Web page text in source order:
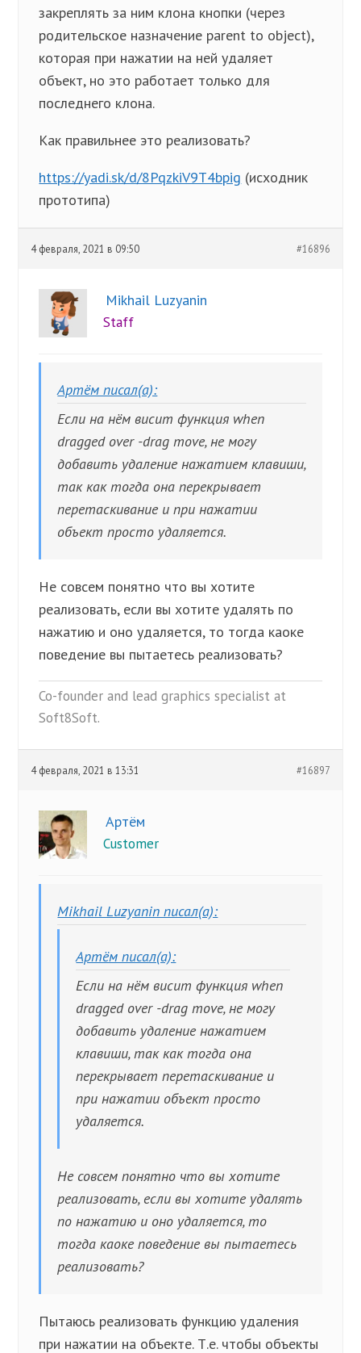
закреплять за ним клона кнопки (через
родительское назначение parent to object),
которая при нажатии на ней удаляет
объект, но это работает только для
последнего клона.
Как правильнее это реализовать?
https://yadi.sk/d/8PqzkiV9T4bpig (исходник
прототипа)
4 февраля, 2021 в 09:50 #16896
Mikhail Luzyanin
Staff
Артём писал(а):
Если на нём висит функция when
dragged over -drag move, не могу
добавить удаление нажатием клавиши,
так как тогда она перекрывает
перетаскивание и при нажатии
объект просто удаляется.
Не совсем понятно что вы хотите
реализовать, если вы хотите удалять по
нажатию и оно удаляется, то тогда каоке
поведение вы пытаетесь реализовать?
Co-founder and lead graphics specialist at
Soft8Soft.
4 февраля, 2021 в 13:31 #16897
Артём
Customer
Mikhail Luzyanin писал(а):
Артём писал(а):
Если на нём висит функция when
dragged over -drag move, не могу
добавить удаление нажатием
клавиши, так как тогда она
перекрывает перетаскивание и
при нажатии объект просто
удаляется.
Не совсем понятно что вы хотите
реализовать, если вы хотите удалять
по нажатию и оно удаляется, то
тогда каоке поведение вы пытаетесь
реализовать?
Пытаюсь реализовать функцию удаления
при нажатии на объекте. Т.е. чтобы объекты